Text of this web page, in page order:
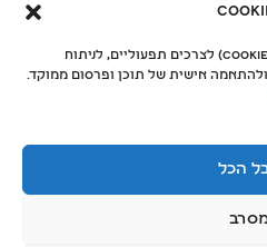
האתר עושה שימוש בקובצי עוגיות (Cookies) לצרכים תפעוליים, לניתוח
אישית של תוכן ופרסום ממוקד.
הכל